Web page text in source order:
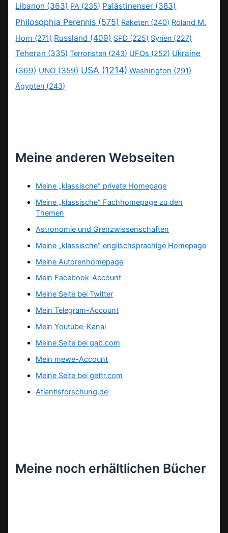
Libanon (363) PA (235) Palästinenser (383)
Philosophia Perennis (575) Raketen (240) Roland M.
Horn (271) Russland (409) SPD (225) Syrien (227)
Teheran (335) Terroristen (243) UFOs (252) Ukraine
(369) UNO (359) USA (1214) Washington (291)
Ägypten (243)
Meine anderen Webseiten
Meine „klassische“ private Homepage
Meine „klassische“ Fachhomepage zu den
Themen
Astronomie und Grenzwissenschaften
Meine „klassische“ englischsprachige Homepage
Meine Autorenhomepage
Mein Facebook-Account
Meine Seite bei Twitter
Mein Telegram-Account
Mein Youtube-Kanal
Meine Seite bei gab.com
Mein mewe-Account
Meine Seite bei gettr.com
Atlantisforschung.de
Meine noch erhältlichen Bücher